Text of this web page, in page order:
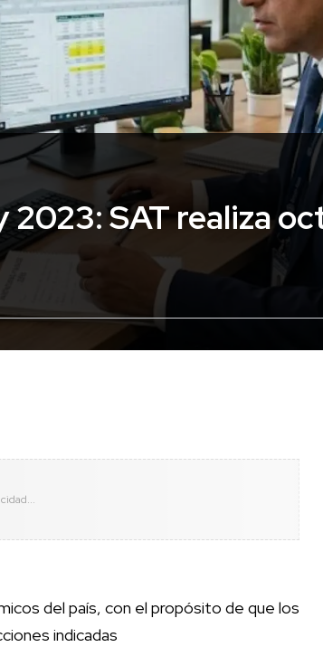
2023: SAT realiza
del país, con el propósito de que los
indicadas